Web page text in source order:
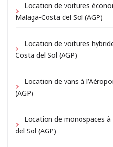
Location de voitures
Malaga-Costa del Sol (AGP)
Location de voitures
Costa del Sol (AGP)
Location de vans à
(AGP)
Location de monospaces à
del Sol (AGP)